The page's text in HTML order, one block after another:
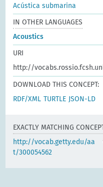
Acústica submarina
IN OTHER LANGUAGES
Acoustics
URI
http://
DOWNLOAD THIS CONCEPT:
RDF/XML TURTLE JSON-LD
EXACTLY MATCHING
http://vocab.getty.edu/aa
t/300054562